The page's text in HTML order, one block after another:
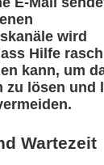
wird
Hilfe rasch
kann, um
zu lösen und
Wartezeit